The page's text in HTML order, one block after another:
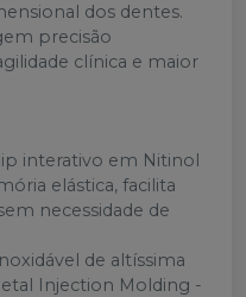
dos dentes.
precisão
clínica e maior
interativo em Nitinol
elástica, facilita
necessidade de
de altíssima
Injection Molding -